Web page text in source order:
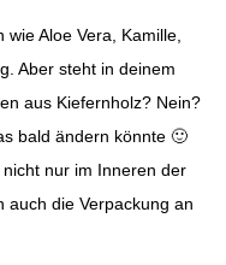
Aloe Vera, Kamille,
Aber steht in deinem
aus Kiefernholz? Nein?
bald ändern könnte 🙂
nicht nur im Inneren der
auch die Verpackung an